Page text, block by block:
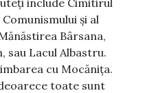
și al
Bârsana,
sau Lacul Albastru.
cu Mocănița.
toate sunt